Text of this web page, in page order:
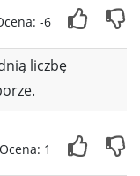
-6
liczbę
Ocena: 1